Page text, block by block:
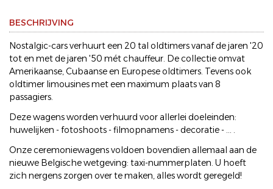
BESCHRIJVING
Nostalgic-cars verhuurt een 20 tal oldtimers vanaf de jaren '20
tot en met de jaren '50 mét chauffeur. De collectie omvat
Amerikaanse, Cubaanse en Europese oldtimers. Tevens ook
oldtimer limousines met een maximum plaats van 8
passagiers.
Deze wagens worden verhuurd voor allerlei doeleinden:
huwelijken - fotoshoots - filmopnamens - decoratie - ... .
Onze ceremoniewagens voldoen bovendien allemaal aan de
nieuwe Belgische wetgeving: taxi-nummerplaten. U hoeft
zich nergens zorgen over te maken, alles wordt geregeld!